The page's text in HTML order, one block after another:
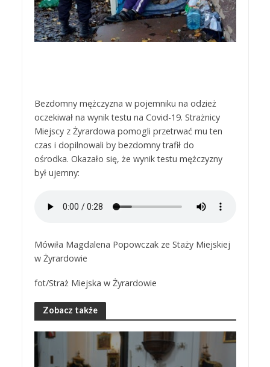
Bezdomny mężczyzna w pojemniku na odzież
oczekiwał na wynik testu na Covid-19. Strażnicy
Miejscy z Żyrardowa pomogli przetrwać mu ten
czas i dopilnowali by bezdomny trafił do
ośrodka. Okazało się, że wynik testu mężczyzny
był ujemny:
Mówiła Magdalena Popowczak ze Staży Miejskiej
w Żyrardowie
fot/Straż Miejska w Żyrardowie
Zobacz także